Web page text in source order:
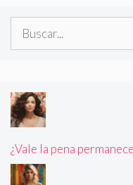
Buscar:
¿Vale la pena